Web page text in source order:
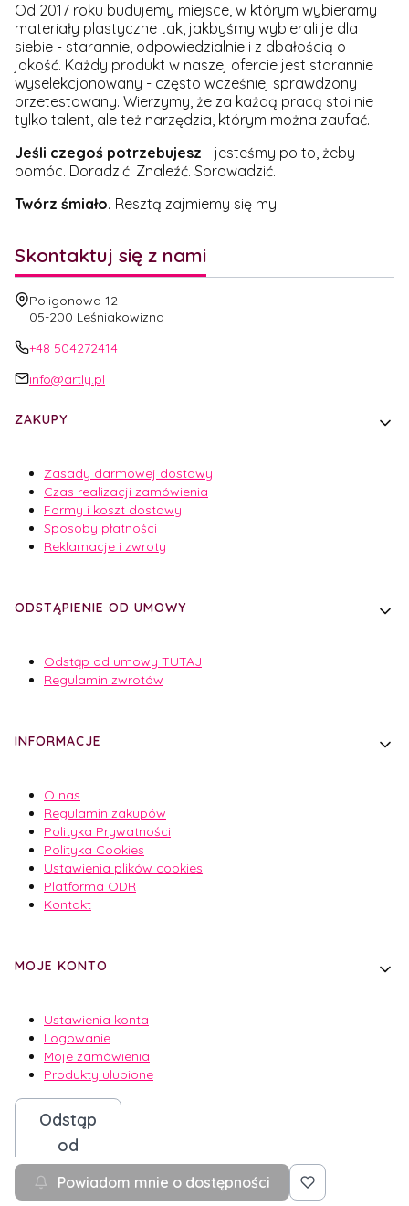
Od 2017 roku budujemy miejsce, w którym wybieramy
materiały plastyczne tak, jakbyśmy wybierali je dla
siebie - starannie, odpowiedzialnie i z dbałością o
jakość. Każdy produkt w naszej ofercie jest starannie
wyselekcjonowany - często wcześniej sprawdzony i
przetestowany. Wierzymy, że za każdą pracą stoi nie
tylko talent, ale też narzędzia, którym można zaufać.
Jeśli czegoś potrzebujesz - jesteśmy po to, żeby
pomóc. Doradzić. Znaleźć. Sprowadzić.
Twórz śmiało. Resztą zajmiemy się my.
Skontaktuj się z nami
Adres:
Poligonowa 12
05-200 Leśniakowizna
+48 504272414
info@artly.pl
ZAKUPY
Zasady darmowej dostawy
Czas realizacji zamówienia
Formy i koszt dostawy
Sposoby płatności
Reklamacje i zwroty
ODSTĄPIENIE OD UMOWY
Odstąp od umowy TUTAJ
Regulamin zwrotów
INFORMACJE
O nas
Regulamin zakupów
Polityka Prywatności
Polityka Cookies
Ustawienia plików cookies
Platforma ODR
Kontakt
MOJE KONTO
Ustawienia konta
Logowanie
Moje zamówienia
Produkty ulubione
Odstąp
od
umowy
Powiadom mnie o dostępności